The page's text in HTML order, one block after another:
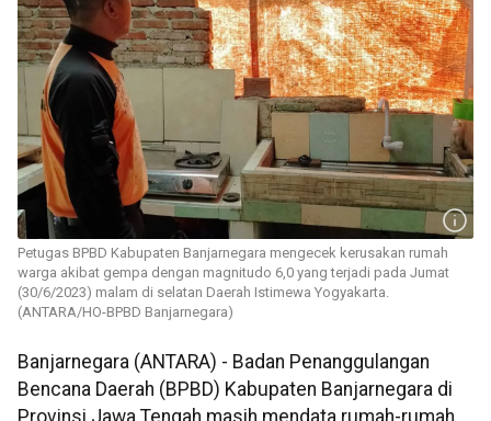
Petugas BPBD Kabupaten Banjarnegara mengecek kerusakan rumah
warga akibat gempa dengan magnitudo 6,0 yang terjadi pada Jumat
(30/6/2023) malam di selatan Daerah Istimewa Yogyakarta.
(ANTARA/HO-BPBD Banjarnegara)
Banjarnegara (ANTARA) - Badan Penanggulangan
Bencana Daerah (BPBD) Kabupaten Banjarnegara di